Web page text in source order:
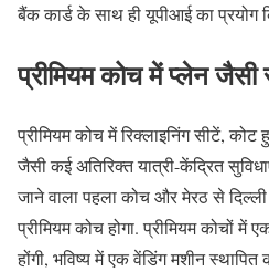
बैंक कार्ड के साथ ही यूपीआई का प्रयोग
प्रीमियम कोच में प्लेन जैसी
प्रीमियम कोच में रिक्लाइनिंग सीटें,
जैसी कई अतिरिक्त यात्री-केंद्रित
जाने वाला पहला कोच और मेरठ से
प्रीमियम कोच होगा. प्रीमियम कोचों
होंगी, भविष्य में एक वेंडिंग मशीन स्थापित